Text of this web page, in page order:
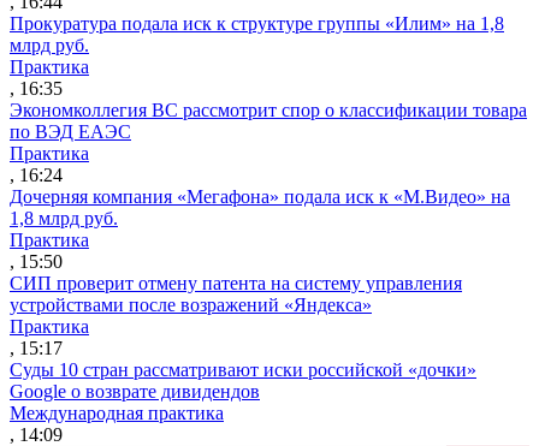
Прокуратура подала иск к структуре группы «Илим» на 1,8
млрд руб.
Практика
, 16:35
Экономколлегия ВС рассмотрит спор о классификации товара
по ВЭД ЕАЭС
Практика
, 16:24
Дочерняя компания «Мегафона» подала иск к «М.Видео» на
1,8 млрд руб.
Практика
, 15:50
СИП проверит отмену патента на систему управления
устройствами после возражений «Яндекса»
Практика
, 15:17
Суды 10 стран рассматривают иски российской «дочки»
Google о возврате дивидендов
Международная практика
, 14:09